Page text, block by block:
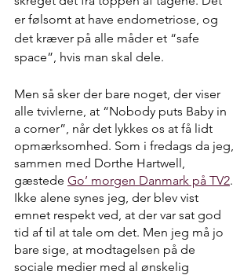
er følsomt at have endometriose, og
det kræver på alle måder et “safe
space”, hvis man skal dele.
Men så sker der bare noget, der viser
alle tvivlerne, at “Nobody puts Baby in
a corner”, når det lykkes os at få lidt
opmærksomhed. Som i fredags da jeg,
sammen med Dorthe Hartwell,
gæstede Go’ morgen Danmark på TV2.
Ikke alene synes jeg, der blev vist
emnet respekt ved, at der var sat god
tid af til at tale om det. Men jeg må jo
bare sige, at modtagelsen på de
sociale medier med al ønskelig